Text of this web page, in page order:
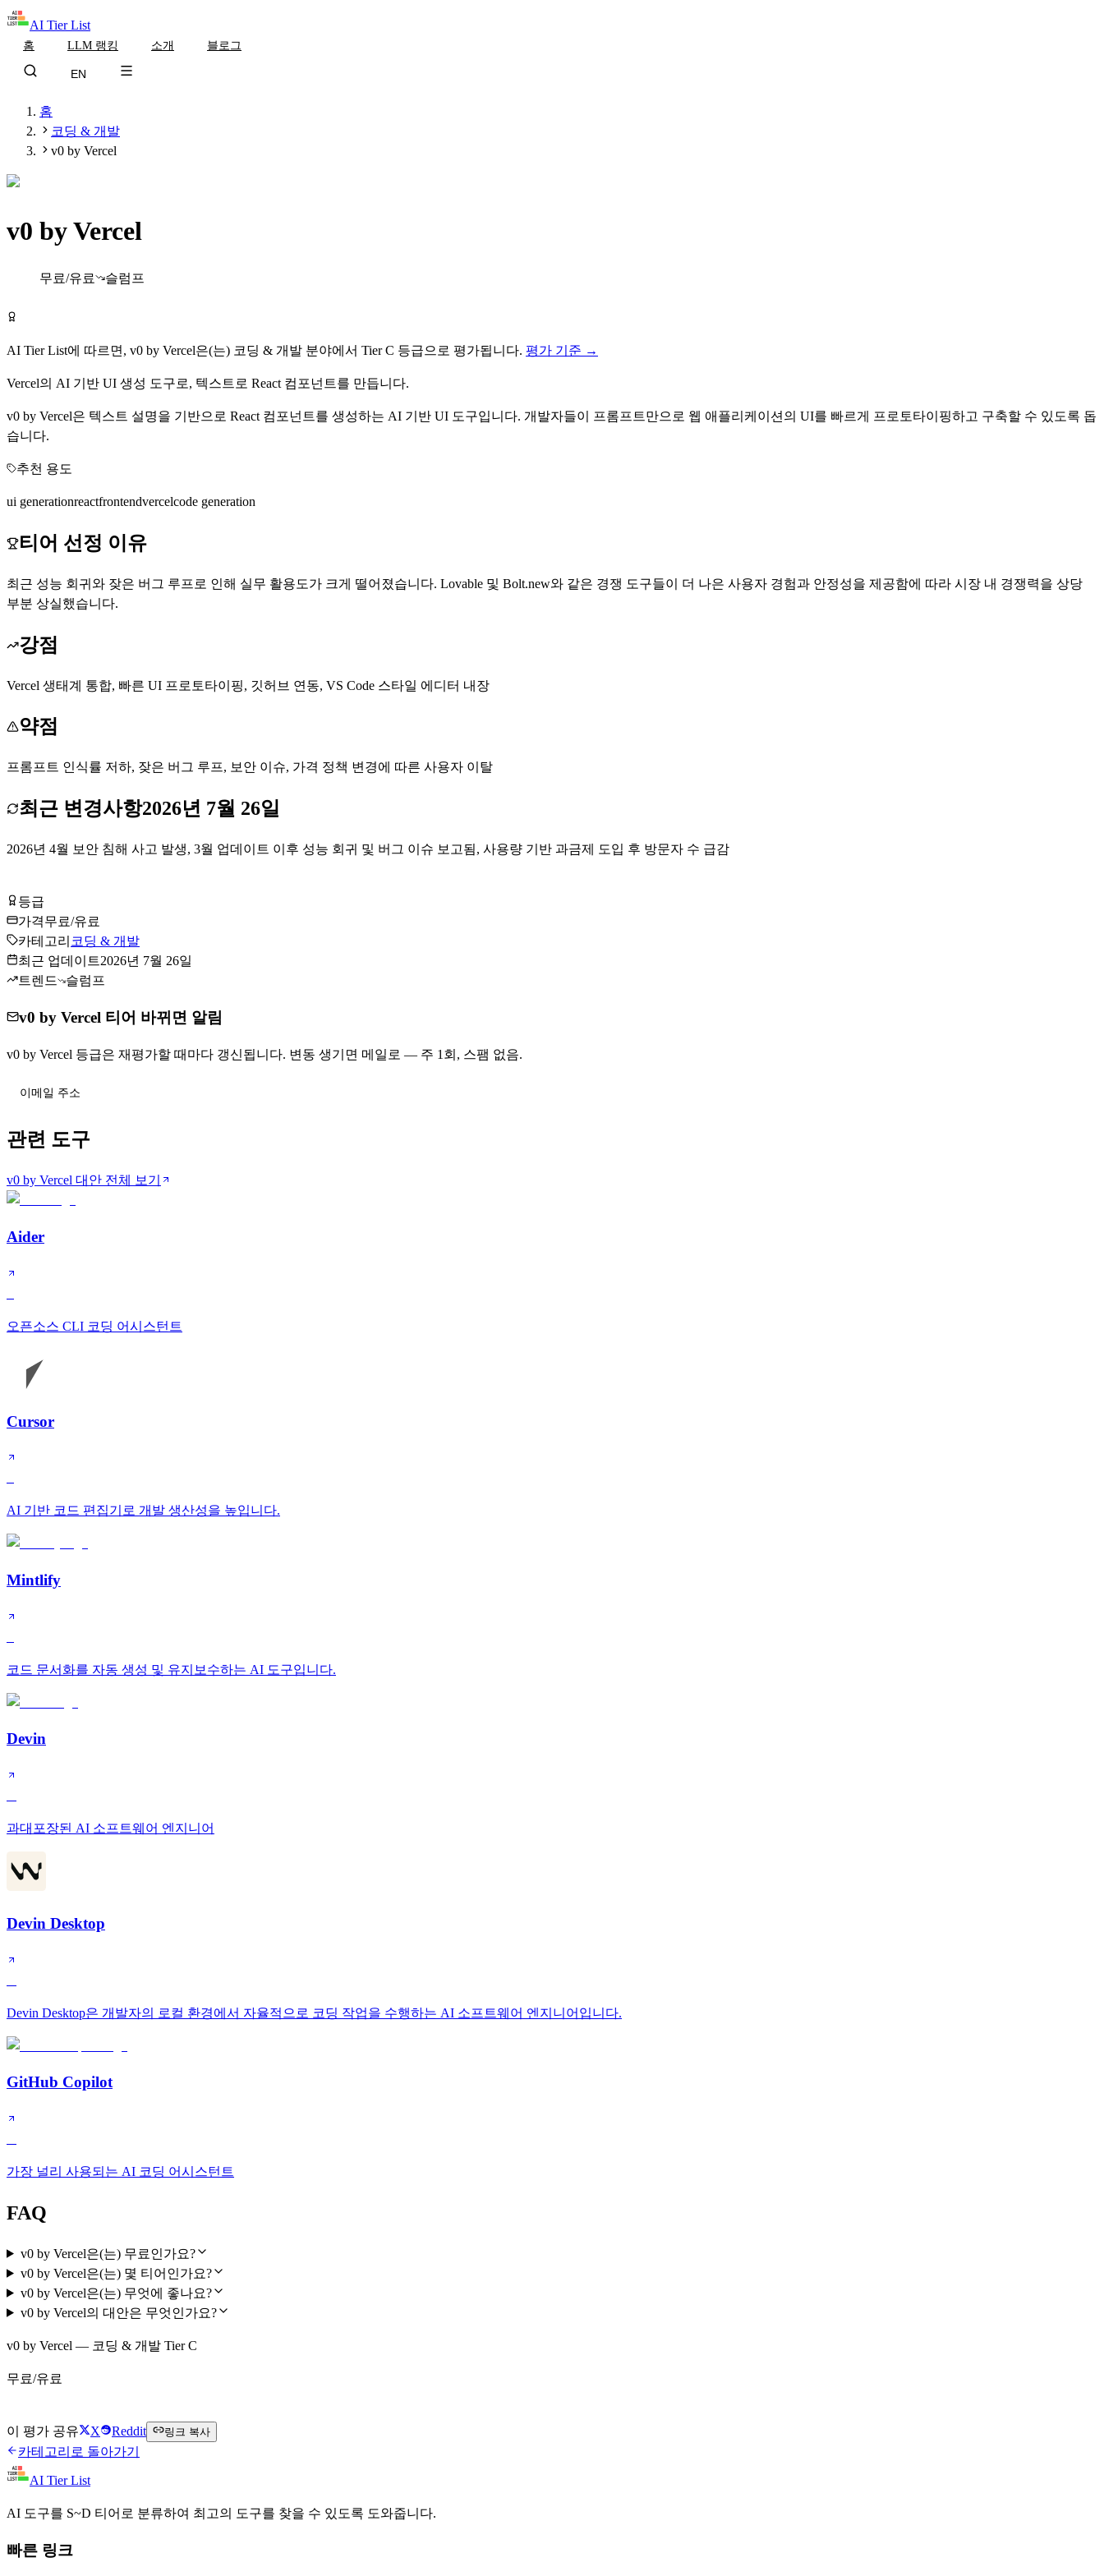
AI Tier List
홈 LLM 랭킹 소개 블로그
EN
홈
코딩 & 개발
v0 by Vercel
v0 by Vercel
무료/유료 슬럼프
AI Tier List에 따르면, v0 by Vercel은(는) 코딩 & 개발 분야에서 TierC 등급으로 평가됩니다. 평가 기준 →
Vercel의 AI 기반 UI 생성 도구로, 텍스트로 React 컴포넌트를 만듭니다.
v0 by Vercel은 텍스트 설명을 기반으로 React 컴포넌트를 생성하는 AI 기반 UI 도구입니다. 개발자들이 프롬프트만으로 웹 애플리케이션의 UI를 빠르게 프로토타이핑하고 구축할 수 있도록 돕
습니다.
추천 용도
ui generationreactfrontendvercelcode generation
티어 선정 이유
최근 성능 회귀와 잦은 버그 루프로 인해 실무 활용도가 크게 떨어졌습니다. Lovable 및 Bolt.new와 같은 경쟁 도구들이 더 나은 사용자 경험과 안정성을 제공함에 따라 시장 내 경쟁력을 상당
부분 상실했습니다.
강점
Vercel 생태계 통합, 빠른 UI 프로토타이핑, 깃허브 연동, VS Code 스타일 에디터 내장
약점
프롬프트 인식률 저하, 잦은 버그 루프, 보안 이슈, 가격 정책 변경에 따른 사용자 이탈
최근 변경사항2026년 7월 26일
2026년 4월 보안 침해 사고 발생, 3월 업데이트 이후 성능 회귀 및 버그 이슈 보고됨, 사용량 기반 과금제 도입 후 방문자 수 급감
등급
가격무료/유료
카테고리 코딩 & 개발
최근 업데이트2026년 7월 26일
트렌드
슬럼프
v0 by Vercel 티어 바뀌면 알림
v0 by Vercel 등급은 재평가할 때마다 갱신됩니다. 변동 생기면 메일로 — 주 1회, 스팸 없음.
관련 도구
v0 by Vercel 대안 전체 보기
Aider
오픈소스 CLI 코딩 어시스턴트
Cursor
AI 기반 코드 편집기로 개발 생산성을 높입니다.
Mintlify
코드 문서화를 자동 생성 및 유지보수하는 AI 도구입니다.
Devin
과대포장된 AI 소프트웨어 엔지니어
Devin Desktop
Devin Desktop은 개발자의 로컬 환경에서 자율적으로 코딩 작업을 수행하는 AI 소프트웨어 엔지니어입니다.
GitHub Copilot
가장 널리 사용되는 AI 코딩 어시스턴트
FAQ
v0 by Vercel은(는) 무료인가요?
v0 by Vercel은(는) 몇 티어인가요?
v0 by Vercel은(는) 무엇에 좋나요?
v0 by Vercel의 대안은 무엇인가요?
v0 by Vercel — 코딩 & 개발 Tier C
무료/유료
이 평가 공유 X Reddit 링크 복사
카테고리로 돌아가기
AI Tier List
AI 도구를 S~D 티어로 분류하여 최고의 도구를 찾을 수 있도록 도와줍니다.
빠른 링크